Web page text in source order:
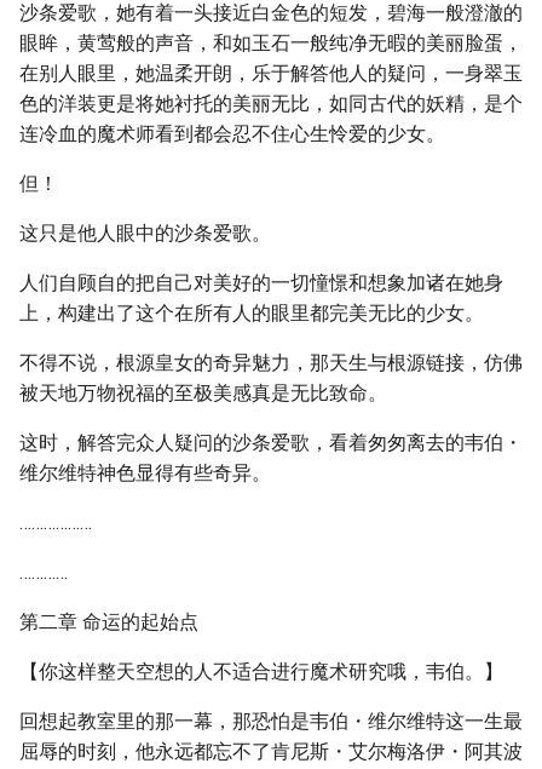
沙条爱歌，她有着一头接近白金色的短发，碧海一般澄澈的
眼眸，黄莺般的声音，和如玉石一般纯净无暇的美丽脸蛋，
在别人眼里，她温柔开朗，乐于解答他人的疑问，一身翠玉
色的洋装更是将她衬托的美丽无比，如同古代的妖精，是个
连冷血的魔术师看到都会忍不住心生怜爱的少女。
但！
这只是他人眼中的沙条爱歌。
人们自顾自的把自己对美好的一切憧憬和想象加诸在她身
上，构建出了这个在所有人的眼里都完美无比的少女。
不得不说，根源皇女的奇异魅力，那天生与根源链接，仿佛
被天地万物祝福的至极美感真是无比致命。
这时，解答完众人疑问的沙条爱歌，看着匆匆离去的韦伯・
维尔维特神色显得有些奇异。
………………
…………
第二章 命运的起始点
【你这样整天空想的人不适合进行魔术研究哦，韦伯。】
回想起教室里的那一幕，那恐怕是韦伯・维尔维特这一生最
屈辱的时刻，他永远都忘不了肯尼斯・艾尔梅洛伊・阿其波